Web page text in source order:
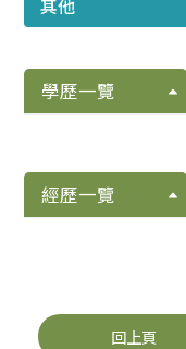
其他
學歷一覽
經歷一覽
回上頁